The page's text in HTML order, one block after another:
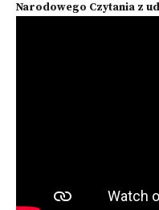
Narodowego Czytania z